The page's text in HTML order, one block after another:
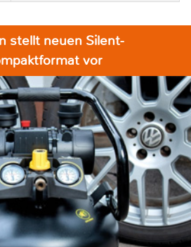
stellt neuen Silent-
vor